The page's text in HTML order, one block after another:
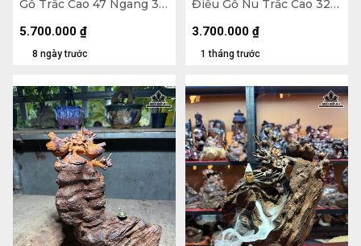
Gỗ Trắc Cao 47 Ngang 36
8 ngày trước
5.700.000 ₫
Điểu Gỗ Nu Trắc Cao 32
1 tháng trước
3.700.000 ₫